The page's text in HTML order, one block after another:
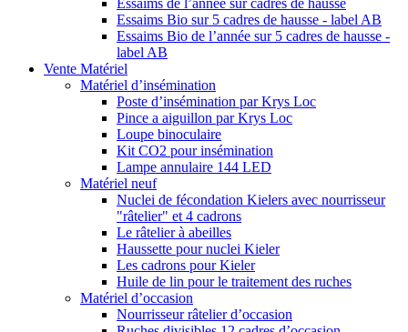
Essaims de l’année sur cadres de hausse
Essaims Bio sur 5 cadres de hausse - label AB
Essaims Bio de l’année sur 5 cadres de hausse -
label AB
Vente Matériel
Matériel d’insémination
Poste d’insémination par Krys Loc
Pince a aiguillon par Krys Loc
Loupe binoculaire
Kit CO2 pour insémination
Lampe annulaire 144 LED
Matériel neuf
Nuclei de fécondation Kielers avec nourrisseur
"râtelier" et 4 cadrons
Le râtelier à abeilles
Haussette pour nuclei Kieler
Les cadrons pour Kieler
Huile de lin pour le traitement des ruches
Matériel d’occasion
Nourrisseur râtelier d’occasion